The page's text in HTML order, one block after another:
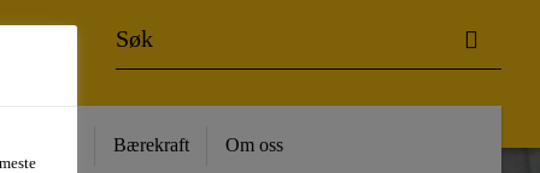
Bærekraft Om oss